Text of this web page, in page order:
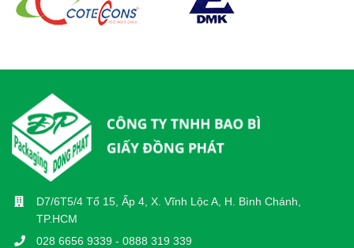
D7/6T5/4 Tổ 15, Ấp 4, X. Vĩnh Lộc A, H. Bình Chánh,
TP.HCM
028 6656 9339 - 0888 319 339